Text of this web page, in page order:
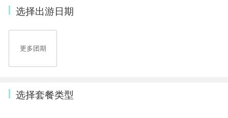
选择出游日期
更多团期
选择套餐类型